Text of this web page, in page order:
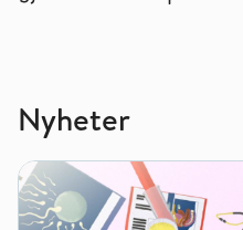
Nyheter
Over 100 MoBa kvinner